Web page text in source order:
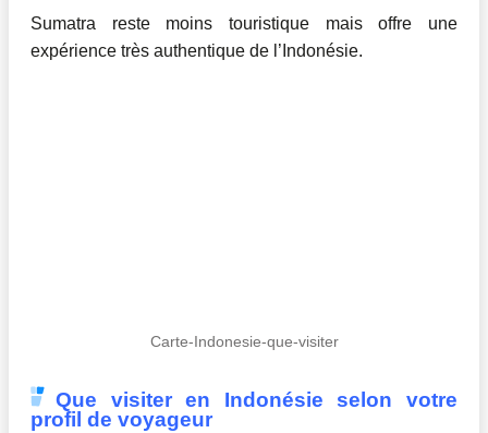
Sumatra reste moins touristique mais offre une
expérience très authentique de l’Indonésie.
Carte-Indonesie-que-visiter
Que visiter en Indonésie selon votre
profil de voyageur